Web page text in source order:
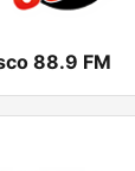
88.9 FM